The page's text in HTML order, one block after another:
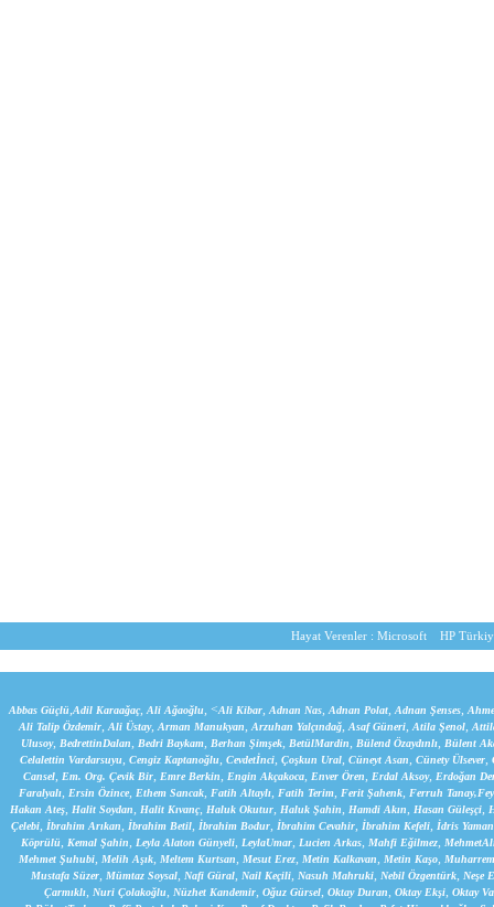
Hayat Verenler : Microsoft HP
Abbas Güçlü,Adil Karaağaç,Ali Ağaoğlu, <Ali Kibar,Adnan Nas,Adnan Polat,Adnan Şenses,
Ali Talip Özdemir,Ali Üstay,Arman Manukyan,Arzuhan Yalçındağ,Asaf Güneri,Atila Şenol,
Ulusoy, BedrettinDalan, Bedri Baykam, Berhan Şimşek, BetülMardin, Bülend Özaydınlı, Bülent
Celalettin Vardarsuyu,Cengiz Kaptanoğlu,Cevdetİnci,Çoşkun Ural,Cüneyt Asan,Cünety Ülsever,
Cansel,Em. Org. Çevik Bir,Emre Berkin,Engin Akçakoca,Enver Ören,Erdal Aksoy,Erdoğan
Faralyalı,Ersin Özince,Ethem Sancak,Fatih Altaylı,Fatih Terim,Ferit Şahenk,Ferruh Tanay,
Hakan Ateş, Halit Soydan, Halit Kıvanç, Haluk Okutur, Haluk Şahin, Hamdi Akın, Hasan Güleşçi,
Çelebi,İbrahim Arıkan,İbrahim Betil,İbrahim Bodur,İbrahim Cevahir,İbrahim Kefeli,İdris
Köprülü, Kemal Şahin, Leyla Alaton Günyeli, LeylaUmar, Lucien Arkas, Mahfi Eğilmez,
Mehmet Şuhubi,Melih Aşık,Meltem Kurtsan,Mesut Erez,Metin Kalkavan,Metin Kaşo,
Mustafa Süzer,Mümtaz Soysal,Nafi Güral,Nail Keçili,Nasuh Mahruki,Nebil Özgentürk,Neşe
Çarmıklı, Nuri Çolakoğlu, Nüzhet Kandemir, Oğuz Gürsel, Oktay Duran, Oktay Ekşi, Oktay